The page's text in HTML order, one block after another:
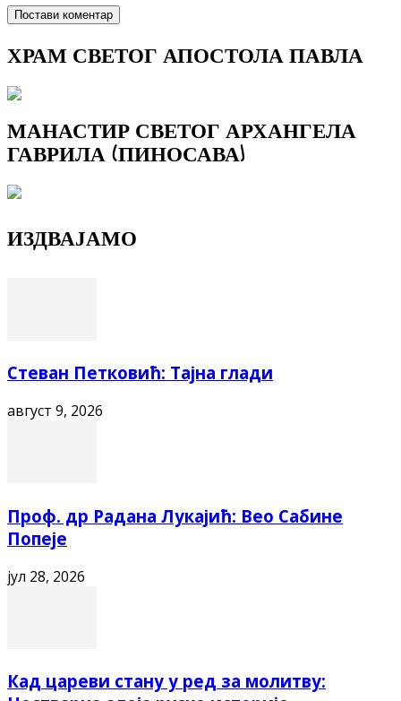
ХРАМ СВЕТОГ АПОСТОЛА ПАВЛА
МАНАСТИР СВЕТОГ АРХАНГЕЛА
ГАВРИЛА (ПИНОСАВА)
ИЗДВАЈАМО
Стеван Петковић: Тајна глади
август 9, 2026
Проф. др Радана Лукајић: Вео Сабине
Попеје
јул 28, 2026
Кад цареви стану у ред за молитву: